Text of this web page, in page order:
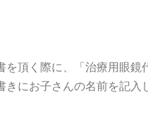
を頂く際に、「治療用眼
にお子さんの名前を記入